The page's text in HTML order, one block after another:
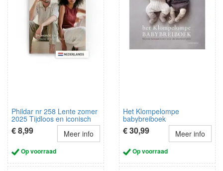
Phildar nr 258 Lente zomer
2025 Tijdloos en iconisch
rondbreiwerk
€ 8,99 Meer info
Op voorraad
Het Klompelompe
babybreiboek
€ 30,99 Meer info
Op voorraad